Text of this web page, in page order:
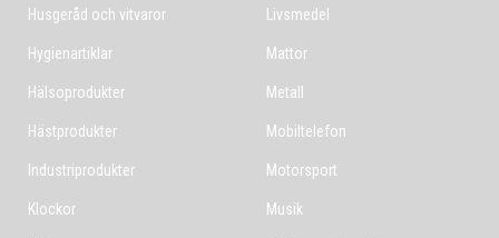
Husgeråd och vitvaror
Hygienartiklar
Hälsoprodukter
Hästprodukter
Industriprodukter
Klockor
Livsmedel
Mattor
Metall
Mobiltelefon
Motorsport
Musik